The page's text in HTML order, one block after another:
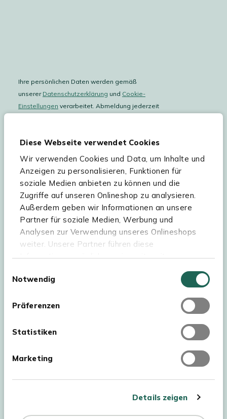
Diese Webseite verwendet Cookies
Wir verwenden Cookies und Data, um Inhalte und
Anzeigen zu personalisieren, Funktionen für
soziale Medien anbieten zu können und die
Zugriffe auf unseren Onlineshop zu analysieren.
Außerdem geben wir Informationen an unsere
Partner für soziale Medien, Werbung und
Analysen zur Verwendung unseres Onlineshops
weiter. Unsere Partner führen diese
Informationen möglicherweise mit weiteren
haben oder die sie im Rahmen Ihrer Nutzung der
Webseite müssen Sie die Cookies akzeptieren.
Notwendig
Präferenzen
Statistiken
Marketing
Details zeigen
Ihre persönlichen Daten werden gemäß
unserer Datenschutzerklärung und Cookie-
Einstellungen verarbeitet. Abmeldung jederzeit
Hilfe & Service
Sortiment
Kees Smit Gartenmöbel
Experience Stores XXL
Urheberrecht © 2026 - Kees Smit Tuinmeubelen AGB
Datenschutz Impressum Widerrufsbelehrung